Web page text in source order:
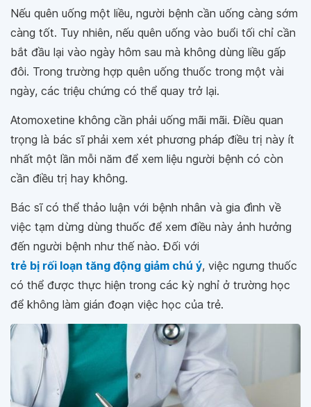
Nếu quên uống một liều, người bệnh cần uống càng sớm
càng tốt. Tuy nhiên, nếu quên uống vào buổi tối chỉ cần
bắt đầu lại vào ngày hôm sau mà không dùng liều gấp
đôi. Trong trường hợp quên uống thuốc trong một vài
ngày, các triệu chứng có thể quay trở lại.
Atomoxetine không cần phải uống mãi mãi. Điều quan
trọng là bác sĩ phải xem xét phương pháp điều trị này ít
nhất một lần mỗi năm để xem liệu người bệnh có còn
cần điều trị hay không.
Bác sĩ có thể thảo luận với bệnh nhân và gia đình về
việc tạm dừng dùng thuốc để xem điều này ảnh hưởng
đến người bệnh như thế nào. Đối với
trẻ bị rối loạn tăng động giảm chú ý, việc ngưng thuốc
có thể được thực hiện trong các kỳ nghỉ ở trường học
để không làm gián đoạn việc học của trẻ.